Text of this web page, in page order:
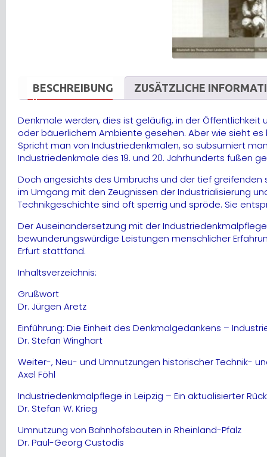
BESCHREIBUNG ZUSÄTZLICHE
Denkmale werden, dies ist geläufig, in der
oder bäuerlichem Ambiente gesehen. Aber wie sieht
Spricht man von Industriedenkmalen, so subsumiert
Industriedenkmale des 19. und 20. Jahrhunderts fußen
Doch angesichts des Umbruchs und der tief greifenden
im Umgang mit den Zeugnissen der Industrialisierung
Technikgeschichte sind oft sperrig und spröde. Sie
Der Auseinandersetzung mit der
bewunderungswürdige Leistungen menschlicher
Erfurt stattfand.
Inhaltsverzeichnis:
Grußwort
Dr. Jürgen Aretz
Einführung: Die Einheit des Denkmalgedankens –
Dr. Stefan Winghart
Weiter-, Neu- und Umnutzungen historischer Technik-
Axel Föhl
Industriedenkmalpflege in Leipzig – Ein aktualisierter
Dr. Stefan W. Krieg
Umnutzung von Bahnhofsbauten in Rheinland-Pfalz
Dr. Paul-Georg Custodis